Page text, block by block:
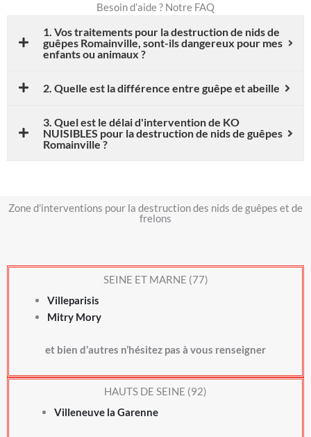
Besoin d’aide ? Notre FAQ
1. Vos traitements pour la destruction de nids de
guêpes Romainville, sont-ils dangereux pour mes
enfants ou animaux ?
2. Quelle est la différence entre guêpe et abeille
3. Quel est le délai d'intervention de KO
NUISIBLES pour la destruction de nids de guêpes
Romainville ?
Zone d'interventions pour la destruction des nids de guêpes et de
frelons
SEINE ET MARNE (77)
Villeparisis
Mitry Mory
et bien d’autres n’hésitez pas à vous renseigner
HAUTS DE SEINE (92)
Villeneuve la Garenne